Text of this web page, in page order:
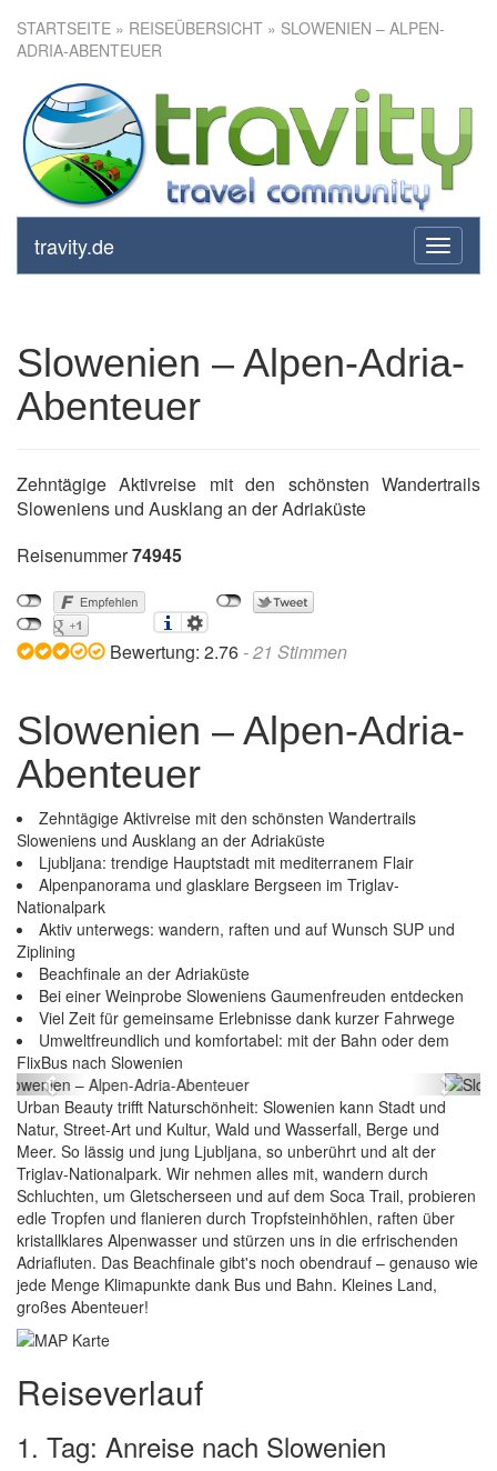
STARTSEITE » REISEÜBERSICHT » SLOWENIEN – ALPEN-
ADRIA-ABENTEUER
toggle
travity.de
Slowenien – Alpen-Adria-
Abenteuer
Slowenien – Alpen-Adria-
Abenteuer
Zehntägige Aktivreise mit den schönsten Wandertrails
Sloweniens und Ausklang an der Adriaküste
Reisenummer74945
Bewertung: 2.76 -21 Stimmen
Slowenien – Alpen-Adria-
Abenteuer
Zehntägige Aktivreise mit den schönsten Wandertrails
Sloweniens und Ausklang an der Adriaküste
Ljubljana: trendige Hauptstadt mit mediterranem Flair
Alpenpanorama und glasklare Bergseen im Triglav-
Nationalpark
Aktiv unterwegs: wandern, raften und auf Wunsch SUP und
Ziplining
Beachfinale an der Adriaküste
Bei einer Weinprobe Sloweniens Gaumenfreuden entdecken
Viel Zeit für gemeinsame Erlebnisse dank kurzer Fahrwege
Umweltfreundlich und komfortabel: mit der Bahn oder dem
FlixBus nach Slowenien
Slowenien – Alpen-Adria-Abenteuer
Previous Next
Urban Beauty trifft Naturschönheit: Slowenien kann Stadt und
Natur, Street-Art und Kultur, Wald und Wasserfall, Berge und
Meer. So lässig und jung Ljubljana, so unberührt und alt der
Triglav-Nationalpark. Wir nehmen alles mit, wandern durch
Schluchten, um Gletscherseen und auf dem Soca Trail, probieren
edle Tropfen und flanieren durch Tropfsteinhöhlen, raften über
kristallklares Alpenwasser und stürzen uns in die erfrischenden
Adriafluten. Das Beachfinale gibt's noch obendrauf – genauso wie
jede Menge Klimapunkte dank Bus und Bahn. Kleines Land,
großes Abenteuer!
Reiseverlauf
1. Tag: Anreise nach Slowenien